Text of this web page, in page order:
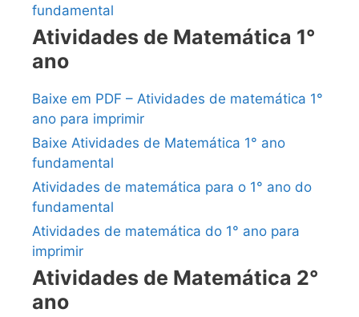
fundamental
Atividades de Matemática 1°
ano
Baixe em PDF – Atividades de matemática 1°
ano para imprimir
Baixe Atividades de Matemática 1° ano
fundamental
Atividades de matemática para o 1° ano do
fundamental
Atividades de matemática do 1° ano para
imprimir
Atividades de Matemática 2°
ano